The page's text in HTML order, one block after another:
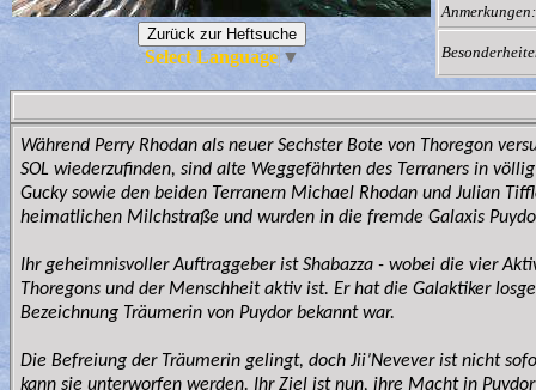
Anmerkungen:
Select Language ▼
Während Perry Rhodan als neuer Sechster Bote von Thoregon
SOL wiederzufinden, sind alte Weggefährten des Terraners in
Gucky sowie den beiden Terranern Michael Rhodan und Julian
heimatlichen Milchstraße und wurden in die fremde Galaxis
Ihr geheimnisvoller Auftraggeber ist Shabazza - wobei die vier
Thoregons und der Menschheit aktiv ist. Er hat die Galaktiker
Bezeichnung Träumerin von Puydor bekannt war.
Die Befreiung der Träumerin gelingt, doch Jii’Nevever ist nicht
kann sie unterworfen werden. Ihr Ziel ist nun, ihre Macht in